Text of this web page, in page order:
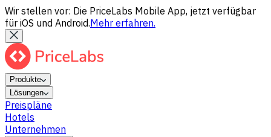
Wir stellen vor: Die PriceLabs Mobile App, jetzt verfügbar
für iOS und Android.Mehr erfahren.
Produkte
Lösungen
Preispläne
Hotels
Unternehmen